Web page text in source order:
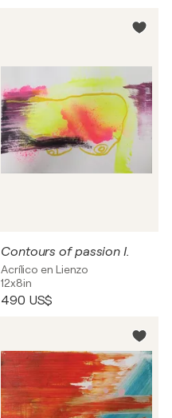
Contours of passion I.
Acrílico en Lienzo
12x8in
490 US$